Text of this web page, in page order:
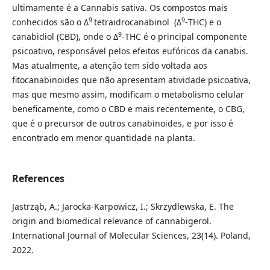
ultimamente é a Cannabis sativa. Os compostos mais
conhecidos são o Δ9 tetraidrocanabinol (Δ9-THC) e o
canabidiol (CBD), onde o Δ9-THC é o principal componente
psicoativo, responsável pelos efeitos eufóricos da canabis.
Mas atualmente, a atenção tem sido voltada aos
fitocanabinoides que não apresentam atividade psicoativa,
mas que mesmo assim, modificam o metabolismo celular
beneficamente, como o CBD e mais recentemente, o CBG,
que é o precursor de outros canabinoides, e por isso é
encontrado em menor quantidade na planta.
References
Jastrząb, A.; Jarocka-Karpowicz, I.; Skrzydlewska, E. The
origin and biomedical relevance of cannabigerol.
International Journal of Molecular Sciences, 23(14). Poland,
2022.